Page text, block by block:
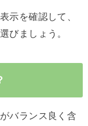
示を確認して、
びましょう。
バランス良く含